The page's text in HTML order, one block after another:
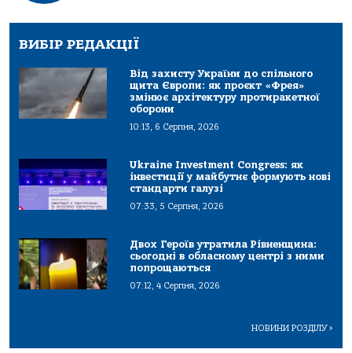
ВИБІР РЕДАКЦІЇ
Від захисту України до спільного
щита Європи: як проєкт «Фрея»
змінює архітектуру протиракетної
оборони
10:13, 6 Серпня, 2026
Ukraine Investment Congress: як
інвестиції у майбутнє формують нові
стандарти галузі
07:33, 5 Серпня, 2026
Двох Героїв утратила Рівненщина:
сьогодні в обласному центрі з ними
попрощаються
07:12, 4 Серпня, 2026
НОВИНИ РОЗДІЛУ>